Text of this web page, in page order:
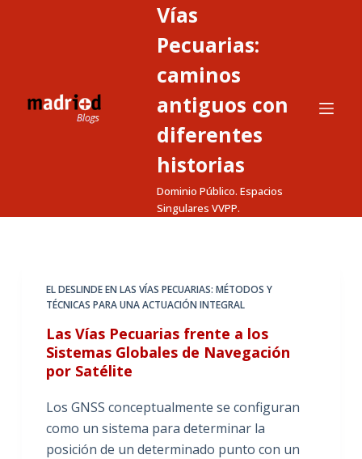
Vías
Pecuarias:
caminos
antiguos con
diferentes
historias
Dominio Público. Espacios
Singulares VVPP.
EL DESLINDE EN LAS VÍAS PECUARIAS: MÉTODOS Y
TÉCNICAS PARA UNA ACTUACIÓN INTEGRAL
Las Vías Pecuarias frente a los
Sistemas Globales de Navegación
por Satélite
Los GNSS conceptualmente se configuran
como un sistema para determinar la
posición de un determinado punto con un